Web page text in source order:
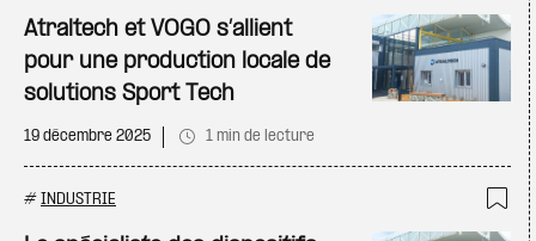
Atraltech et VOGO s’allient
pour une production locale de
solutions Sport Tech
19 décembre 2025 1 min de lecture
# INDUSTRIE